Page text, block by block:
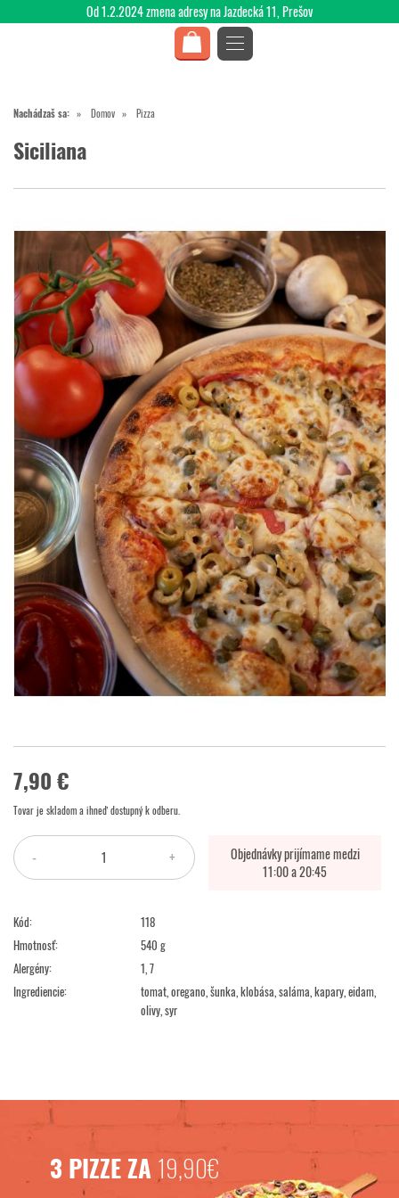
Nachádzaš sa: Domov Pizza
Siciliana
7,90 €
Tovar je skladom a ihneď dostupný k odberu.
- +
Objednávky prijímame medzi
11:00 a 20:45
Kód:
118
Hmotnosť:
540 g
Alergény:
1, 7
Ingrediencie:
tomat, oregano, šunka, klobása, saláma, kapary, eidam,
olivy, syr
3 PIZZE ZA 19,90€
Od 1.2.2024 zmena adresy na Jazdecká 11, Prešov